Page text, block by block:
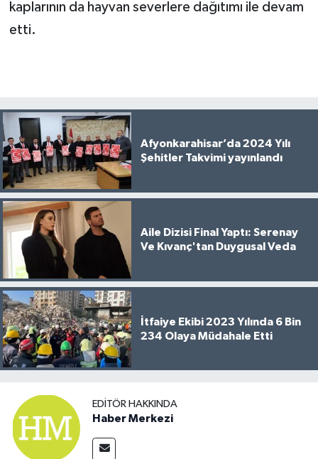
kaplarının da hayvan severlere dağıtımı ile devam
etti.
Afyonkarahisar’da 2024 Yılı
Şehitler Takvimi yayınlandı
Aile Dizisi Final Yaptı: Serenay
Ve Kıvanç'tan Duygusal Veda
İtfaiye Ekibi 2023 Yılında 6 Bin
234 Olaya Müdahale Etti
EDITÖR HAKKINDA
Haber Merkezi